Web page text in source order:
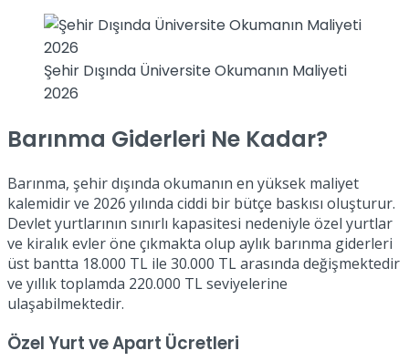
Şehir Dışında Üniversite Okumanın Maliyeti
2026
Barınma Giderleri Ne Kadar?
Barınma, şehir dışında okumanın en yüksek maliyet
kalemidir ve 2026 yılında ciddi bir bütçe baskısı oluşturur.
Devlet yurtlarının sınırlı kapasitesi nedeniyle özel yurtlar
ve kiralık evler öne çıkmakta olup aylık barınma giderleri
üst bantta 18.000 TL ile 30.000 TL arasında değişmektedir
ve yıllık toplamda 220.000 TL seviyelerine
ulaşabilmektedir.
Özel Yurt ve Apart Ücretleri